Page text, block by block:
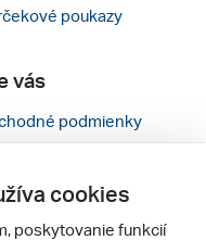
poukazy
vás
podmienky
cookies
cookies
poskytovanie funkcií